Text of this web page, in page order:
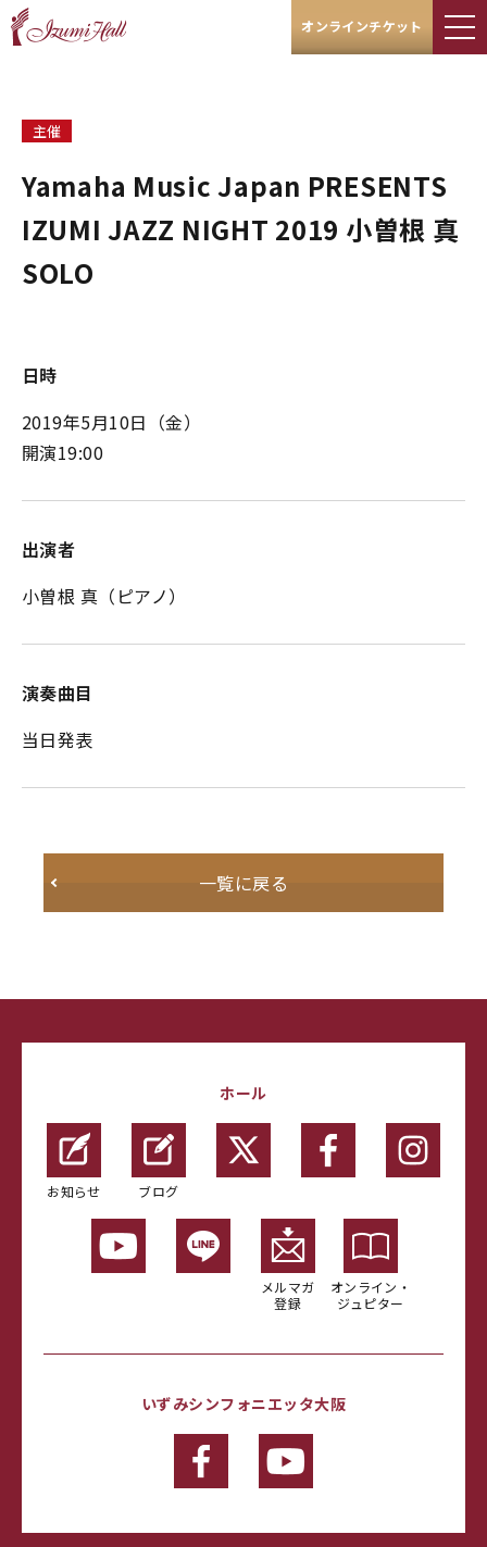
オンラインチケット
主催
Yamaha Music Japan PRESENTS
IZUMI JAZZ NIGHT 2019 小曽根 真
SOLO
日時
2019年5月10日（金）
開演19:00
出演者
小曽根 真（ピアノ）
演奏曲目
当日発表
一覧に戻る
ホール
お知らせ ブログ
メルマガ
登録
オンライン・
ジュピター
いずみシンフォニエッタ大阪